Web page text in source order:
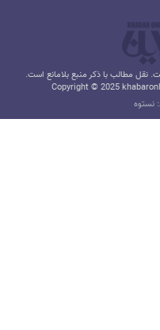
نقل مطالب با ذکر منبع بلامانع است.
Copyright © 2025
نستوه